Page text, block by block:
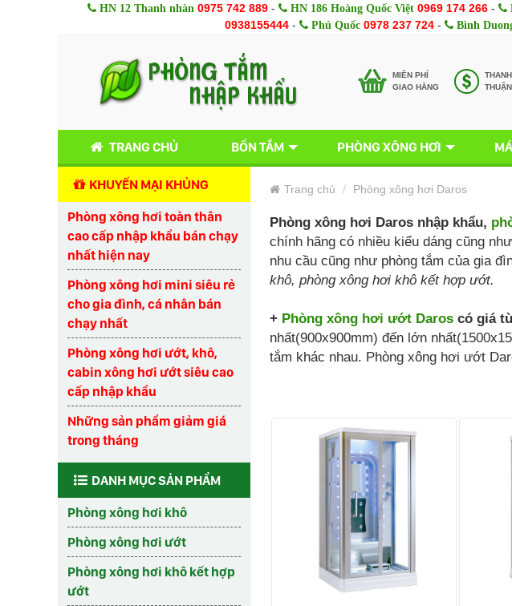
HN 12 Thanh nhàn 0975 742 889 - HN 186 Hoàng Quốc Việt 0969 174 266 -
0938155444- Phú Quốc 0978 237 724- Bình
MIÊN PHÍ
GIAO HÀNG
TRANG CHỦ BỒN TẮM PHÒNG XÔNG HƠI
KHUYẾN MẠI KHỦNG
Phòng xông hơi toàn thân
cao cấp nhập khẩu bán chạy
nhất hiện nay
Phòng xông hơi mini siêu rẻ
cho gia đình, cá nhân bán
chạy nhất
Phòng xông hơi ướt, khô,
cabin xông hơi ướt siêu cao
cấp nhập khẩu
Những sản phẩm giảm giá
trong tháng
DANH MỤC SẢN PHẨM
Phòng xông hơi khô
Phòng xông hơi ướt
Phòng xông hơi khô kết hợp
ướt
Trang chủ Phòng xông hơi Daros
Phòng xông hơi Daros nhập khẩu,
chính hãng có nhiều kiểu dáng cũng
nhu cầu cũng như phòng tắm của gia
khô, phòng xông hơi khô kết hợp ướt.
+ Phòng xông hơi ướt Daros có giá
nhất(900x900mm) đến lớn
tắm khác nhau. Phòng xông hơi ướt